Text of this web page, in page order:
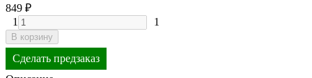
849 ₽
1
1
В корзину
Сделать предзаказ